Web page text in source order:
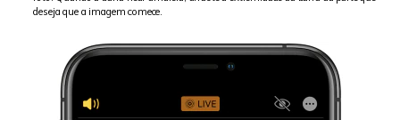
deseja que a imagem comece.